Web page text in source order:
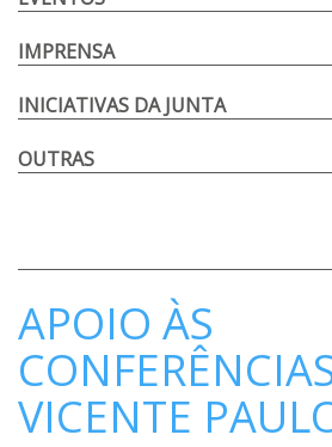
IMPRENSA
INICIATIVAS DA JUNTA
OUTRAS
APOIO ÀS
VICENTE